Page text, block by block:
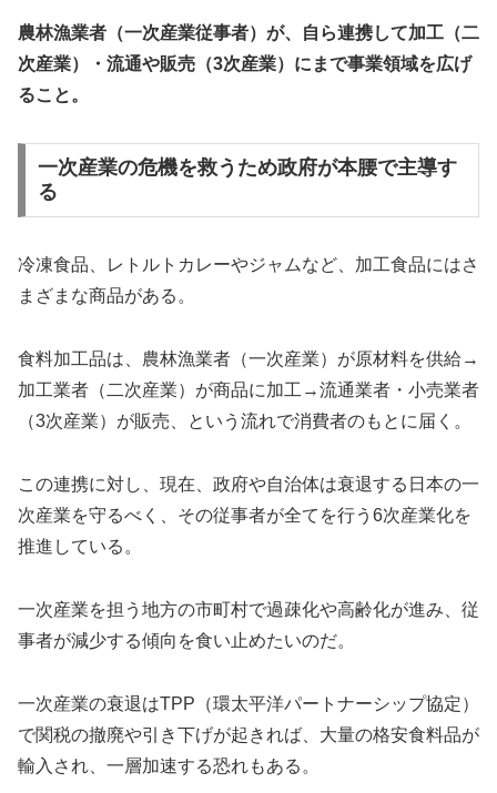
農林漁業者（一次産業従事者）が、自ら連携して加工（二
次産業）・流通や販売（3次産業）にまで事業領域を広げ
ること。
一次産業の危機を救うため政府が本腰で主導す
る
冷凍食品、レトルトカレーやジャムなど、加工食品にはさ
まざまな商品がある。
食料加工品は、農林漁業者（一次産業）が原材料を供給→
加工業者（二次産業）が商品に加工→流通業者・小売業者
（3次産業）が販売、という流れで消費者のもとに届く。
この連携に対し、現在、政府や自治体は衰退する日本の一
次産業を守るべく、その従事者が全てを行う6次産業化を
推進している。
一次産業を担う地方の市町村で過疎化や高齢化が進み、従
事者が減少する傾向を食い止めたいのだ。
一次産業の衰退はTPP（環太平洋パートナーシップ協定）
で関税の撤廃や引き下げが起きれば、大量の格安食料品が
輸入され、一層加速する恐れもある。